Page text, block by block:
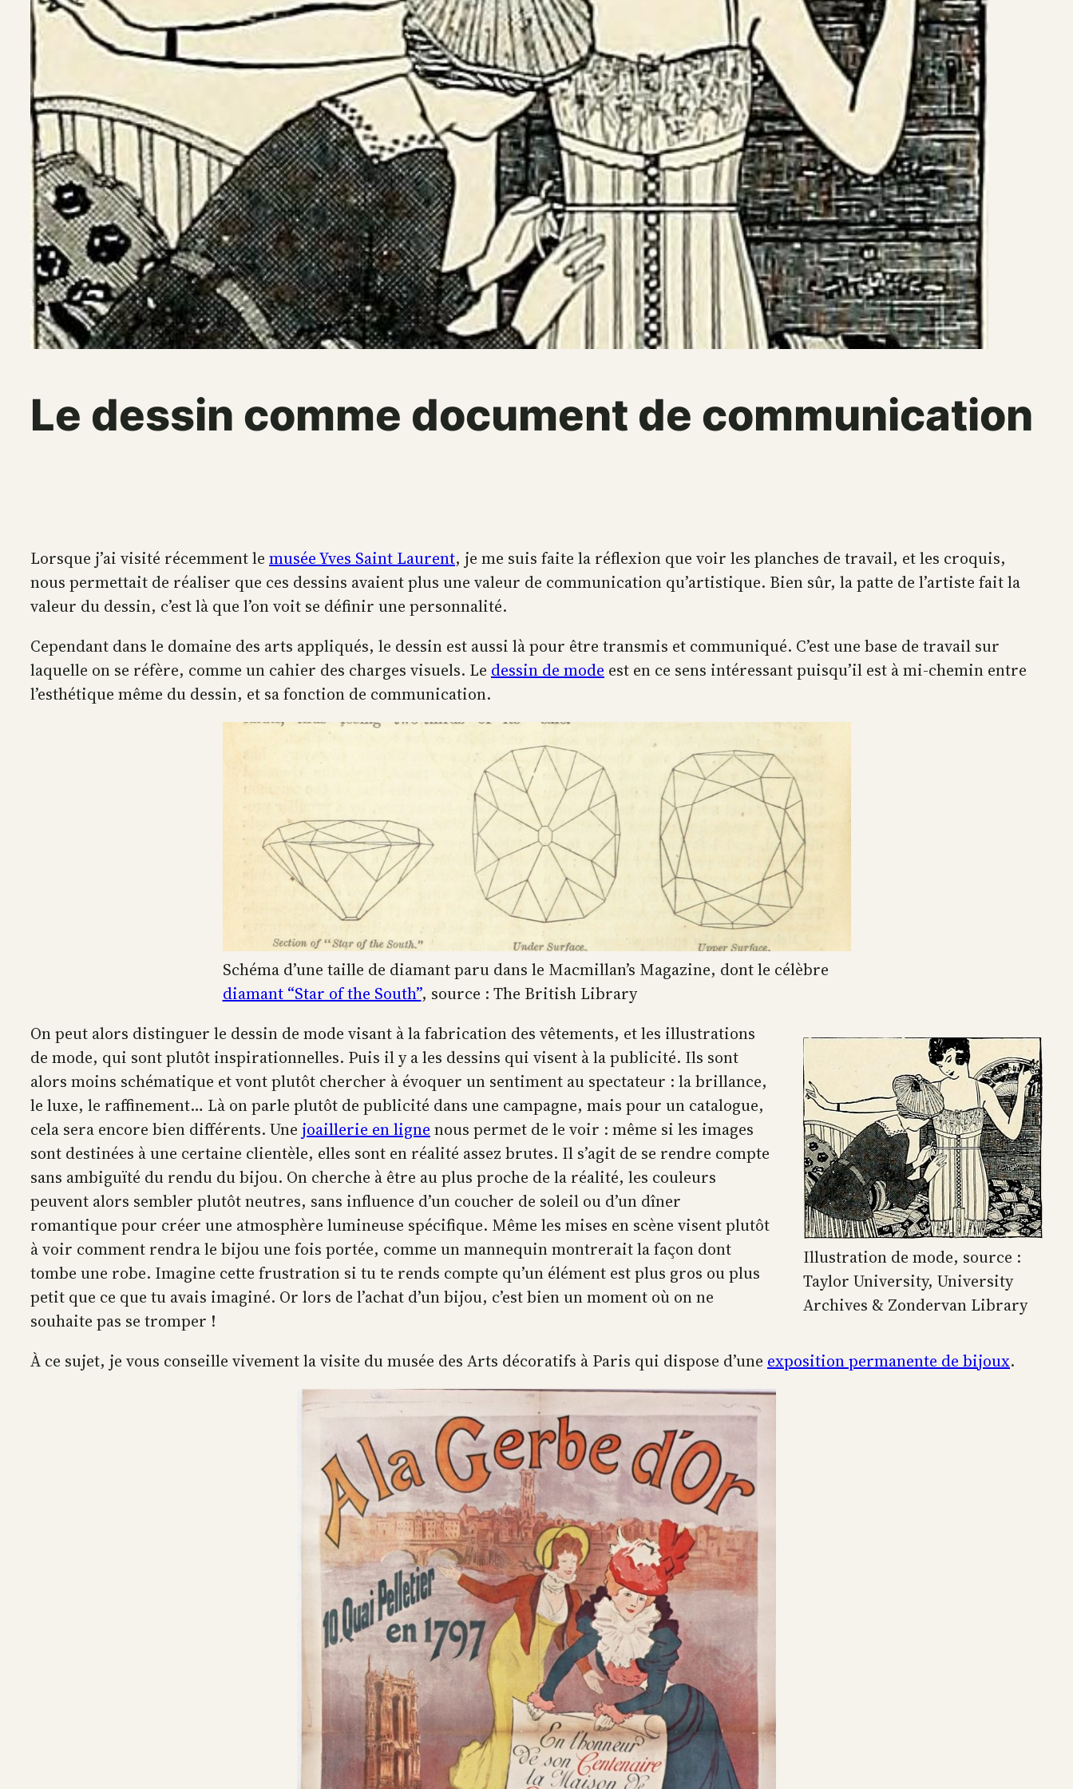
Le dessin comme document de communication
Lorsque j’ai visité récemment le musée Yves Saint Laurent, je me suis faite la réflexion que voir les planches de travail, et les croquis,
nous permettait de réaliser que ces dessins avaient plus une valeur de communication qu’artistique. Bien sûr, la patte de l’artiste fait la
valeur du dessin, c’est là que l’on voit se définir une personnalité.
Cependant dans le domaine des arts appliqués, le dessin est aussi là pour être transmis et communiqué. C’est une base de travail sur
laquelle on se réfère, comme un cahier des charges visuels. Le dessin de mode est en ce sens intéressant puisqu’il est à mi-chemin entre
l’esthétique même du dessin, et sa fonction de communication.
Schéma d’une taille de diamant paru dans le Macmillan’s Magazine, dont le célèbre
diamant “Star of the South”, source : The British Library
Illustration de mode, source :
Taylor University, University
Archives & Zondervan Library
On peut alors distinguer le dessin de mode visant à la fabrication des vêtements, et les illustrations
de mode, qui sont plutôt inspirationnelles. Puis il y a les dessins qui visent à la publicité. Ils sont
alors moins schématique et vont plutôt chercher à évoquer un sentiment au spectateur : la brillance,
le luxe, le raffinement… Là on parle plutôt de publicité dans une campagne, mais pour un catalogue,
cela sera encore bien différents. Une joaillerie en ligne nous permet de le voir : même si les images
sont destinées à une certaine clientèle, elles sont en réalité assez brutes. Il s’agit de se rendre compte
sans ambiguïté du rendu du bijou. On cherche à être au plus proche de la réalité, les couleurs
peuvent alors sembler plutôt neutres, sans influence d’un coucher de soleil ou d’un dîner
romantique pour créer une atmosphère lumineuse spécifique. Même les mises en scène visent plutôt
à voir comment rendra le bijou une fois portée, comme un mannequin montrerait la façon dont
tombe une robe. Imagine cette frustration si tu te rends compte qu’un élément est plus gros ou plus
petit que ce que tu avais imaginé. Or lors de l’achat d’un bijou, c’est bien un moment où on ne
souhaite pas se tromper !
À ce sujet, je vous conseille vivement la visite du musée des Arts décoratifs à Paris qui dispose d’une exposition permanente de bijoux.